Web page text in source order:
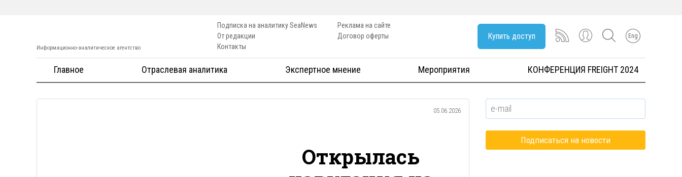
Информационно-аналитическое агентство
Подписка на аналитику SeaNews
От редакции
Контакты
Реклама на сайте
Договор оферты
Купить доступ Eng
Главное Отраслевая аналитика Экспертное мнение Мероприятия КОНФЕРЕНЦИЯ FREIGHT 2024
05.06.2026
Открылась